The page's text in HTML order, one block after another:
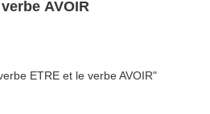
AVOIR